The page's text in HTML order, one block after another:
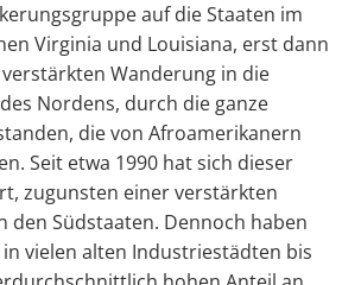
auf die Staaten im
Virginia und Louisiana, erst dann
Wanderung in die
Nordens, durch die ganze
die von Afroamerikanern
Seit etwa 1990 hat sich dieser
zugunsten einer verstärkten
den Südstaaten. Dennoch haben
vielen alten Industriestädten bis